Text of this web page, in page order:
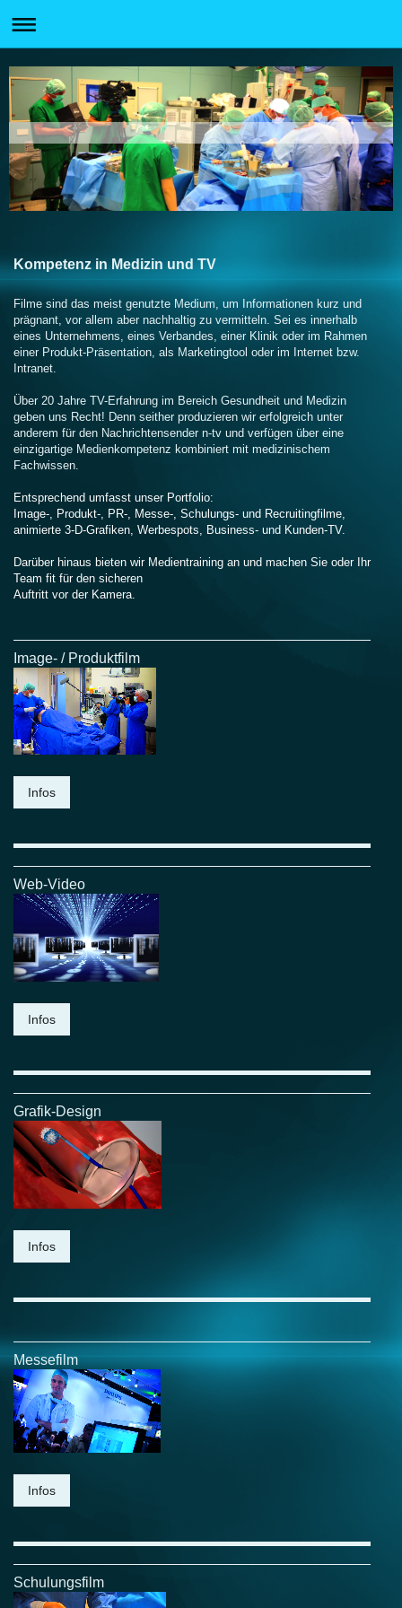
Kompetenz in Medizin und TV
Filme sind das meist genutzte Medium, um Informationen kurz und
prägnant, vor allem aber nachhaltig zu vermitteln. Sei es innerhalb
eines Unternehmens, eines Verbandes, einer Klinik oder im Rahmen
einer Produkt-Präsentation, als Marketingtool oder im Internet bzw.
Intranet.
Über 20 Jahre TV-Erfahrung im Bereich Gesundheit und Medizin
geben uns Recht! Denn seither produzieren wir erfolgreich unter
anderem für den Nachrichtensender n-tv und verfügen über eine
einzigartige Medienkompetenz kombiniert mit medizinischem
Fachwissen.
Entsprechend umfasst unser Portfolio:
Image-, Produkt-, PR-, Messe-, Schulungs- und Recruitingfilme,
animierte 3-D-Grafiken, Werbespots, Business- und Kunden-TV.
Darüber hinaus bieten wir Medientraining an und machen Sie oder Ihr
Team fit für den sicheren
Auftritt vor der Kamera.
Image- / Produktfilm
Infos
Web-Video
Infos
Grafik-Design
Infos
Messefilm
Infos
Schulungsfilm